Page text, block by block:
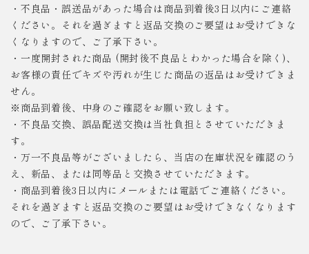
・不良品・誤送品があった場合は商品到着後3日以内にご連絡
ください。それを過ぎますと返品交換のご要望はお受けできな
くなりますので、ご了承下さい。
・一度開封された商品 (開封後不良品とわかった場合を除く)、
お客様の責任でキズや汚れが生じた商品の返品はお受けできま
せん。
※商品到着後、中身のご確認をお願い致します。
・不良品交換、誤品配送交換は当社負担とさせていただきま
す。
・万一不良品等がございましたら、当店の在庫状況を確認のう
え、新品、または同等品と交換させていただきます。
・商品到着後3日以内にメールまたは電話でご連絡ください。
それを過ぎますと返品交換のご要望はお受けできなくなります
ので、ご了承下さい。